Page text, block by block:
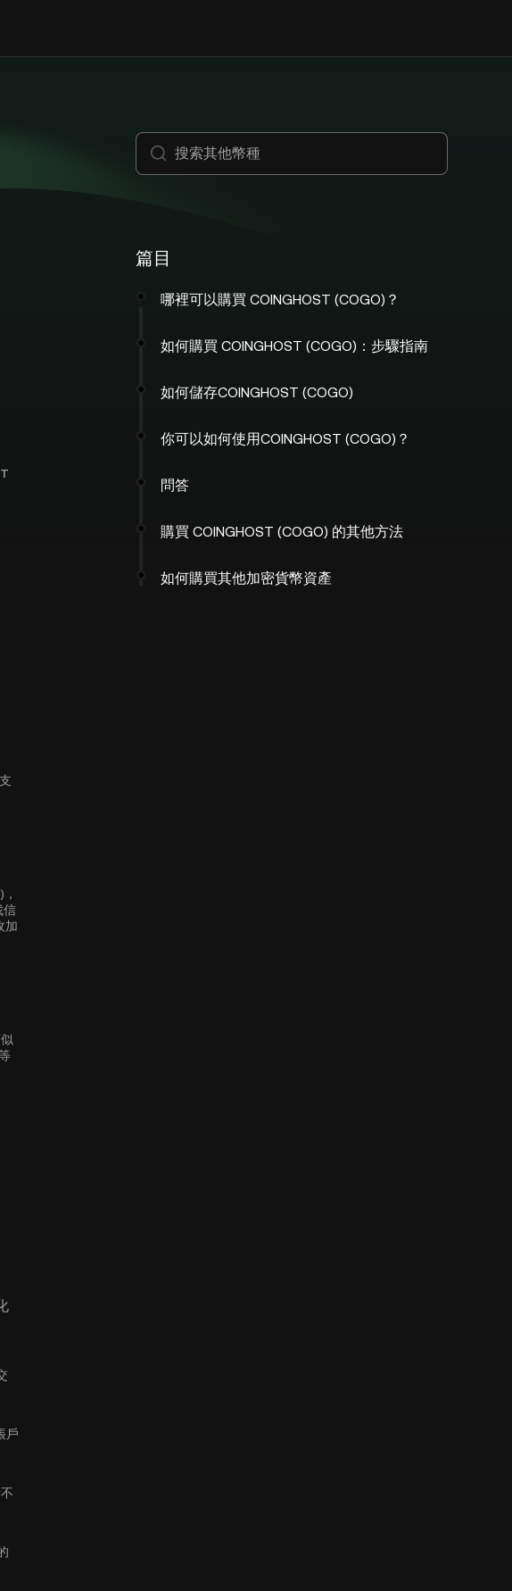
信
加
戶
篇目
哪裡可以購買 COINGHOST (COGO)？
如何購買 COINGHOST (COGO)：步驟指南
如何儲存COINGHOST (COGO)
你可以如何使用COINGHOST (COGO)？
問答
購買 COINGHOST (COGO) 的其他方法
如何購買其他加密貨幣資產